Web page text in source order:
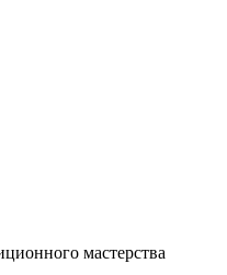
мастерства